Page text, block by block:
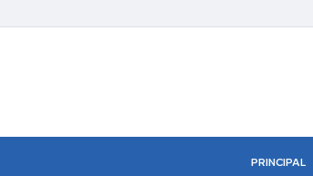
PRINCIPAL